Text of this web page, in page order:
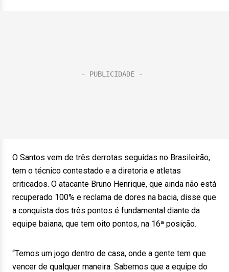
O Santos vem de três derrotas seguidas no Brasileirão,
tem o técnico contestado e a diretoria e atletas
criticados. O atacante Bruno Henrique, que ainda não está
recuperado 100% e reclama de dores na bacia, disse que
a conquista dos três pontos é fundamental diante da
equipe baiana, que tem oito pontos, na 16ª posição.
“Temos um jogo dentro de casa, onde a gente tem que
vencer de qualquer maneira. Sabemos que a equipe do